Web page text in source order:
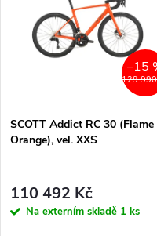
129
–15
SCOTT Addict RC 30 (Flame
Orange), vel. XXS
110 492 Kč
Na externím skladě 1 ks